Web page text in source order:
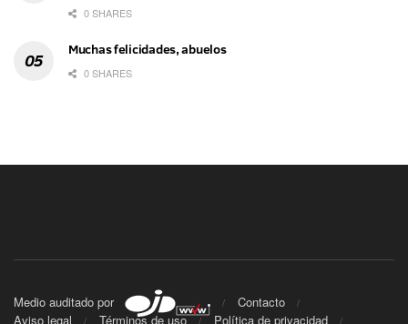
0 SHARES
Muchas felicidades, abuelos
0 SHARES
Medio auditado por
Contacto
Aviso legal
Términos de uso Política de privacidad